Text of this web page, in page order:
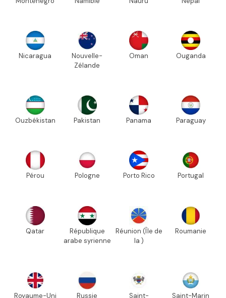
Nicaragua
Nouvelle-
Zélande
Oman Ouganda
Ouzbékistan Pakistan Panama Paraguay
Pérou Pologne Porto Rico Portugal
Qatar
République
arabe syrienne
Réunion (Île de
la )
Roumanie
Royaume-Uni
Russie
Saint-
Saint-Marin